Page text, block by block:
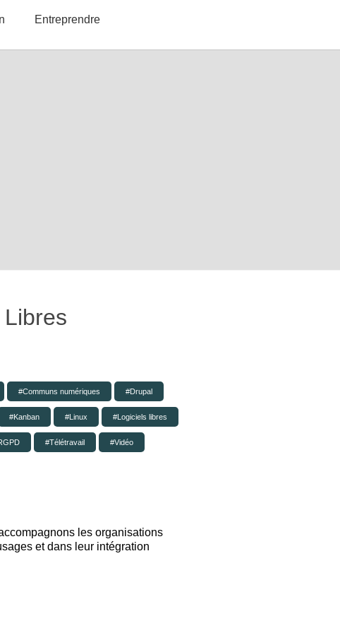
Entreprendre
Communs numériques Drupal
Kanban Linux Logiciels libres
Télétravail Vidéo
les organisations
et dans leur intégration